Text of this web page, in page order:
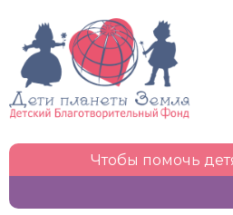
Чтобы помочь